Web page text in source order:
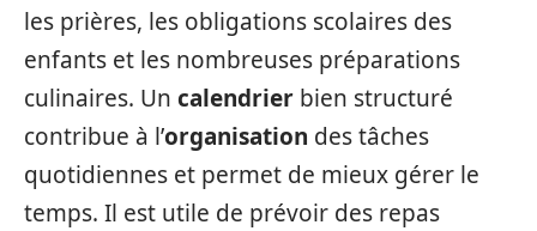
les prières, les obligations scolaires des
enfants et les nombreuses préparations
culinaires. Un calendrier bien structuré
contribue à l’organisation des tâches
quotidiennes et permet de mieux gérer le
temps. Il est utile de prévoir des repas